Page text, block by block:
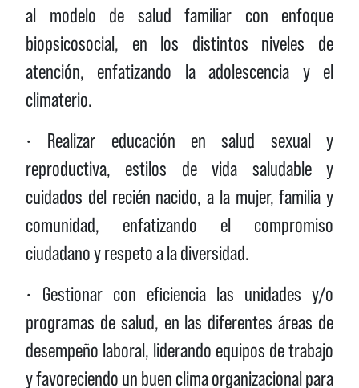
al modelo de salud familiar con enfoque
biopsicosocial, en los distintos niveles de
atención, enfatizando la adolescencia y el
climaterio.
• Realizar educación en salud sexual y
reproductiva, estilos de vida saludable y
cuidados del recién nacido, a la mujer, familia y
comunidad, enfatizando el compromiso
ciudadano y respeto a la diversidad.
• Gestionar con eficiencia las unidades y/o
programas de salud, en las diferentes áreas de
desempeño laboral, liderando equipos de trabajo
y favoreciendo un buen clima organizacional para